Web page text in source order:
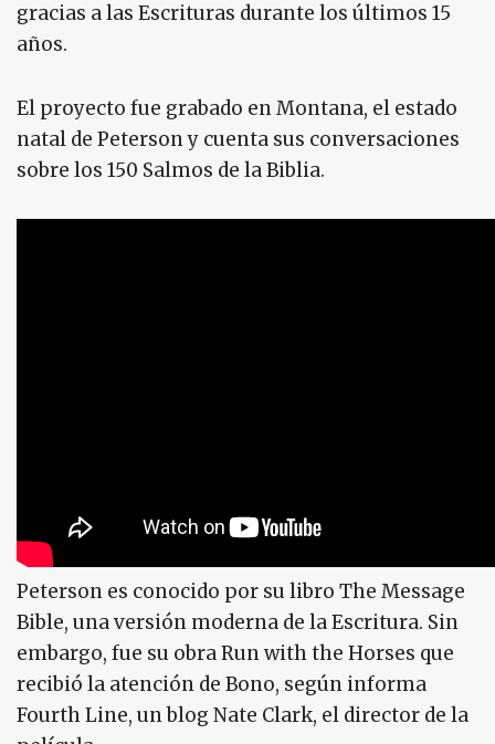
gracias a las Escrituras durante los últimos 15
años.
El proyecto fue grabado en Montana, el estado
natal de Peterson y cuenta sus conversaciones
sobre los 150 Salmos de la Biblia.
Peterson es conocido por su libro The Message
Bible, una versión moderna de la Escritura. Sin
embargo, fue su obra Run with the Horses que
recibió la atención de Bono, según informa
Fourth Line, un blog Nate Clark, el director de la